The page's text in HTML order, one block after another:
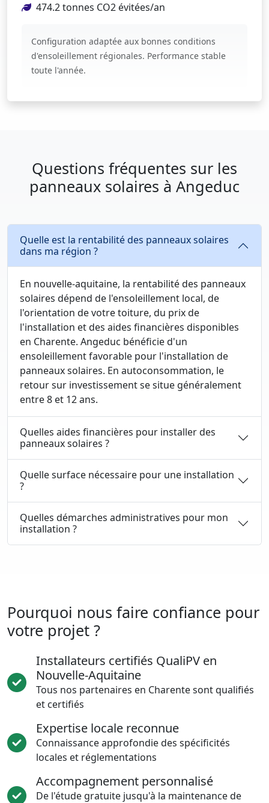
474.2 tonnes CO2 évitées/an
Configuration adaptée aux bonnes conditions
d'ensoleillement régionales. Performance stable
toute l'année.
Questions fréquentes sur les
panneaux solaires à Angeduc
Quelle est la rentabilité des panneaux solaires
dans ma région ?
En nouvelle-aquitaine, la rentabilité des panneaux
solaires dépend de l'ensoleillement local, de
l'orientation de votre toiture, du prix de
l'installation et des aides financières disponibles
en Charente. Angeduc bénéficie d'un
ensoleillement favorable pour l'installation de
panneaux solaires. En autoconsommation, le
retour sur investissement se situe généralement
entre 8 et 12 ans.
Quelles aides financières pour installer des
panneaux solaires ?
Quelle surface nécessaire pour une installation
?
Quelles démarches administratives pour mon
installation ?
Pourquoi nous faire confiance pour
votre projet ?
Installateurs certifiés QualiPV en
Nouvelle-Aquitaine
Tous nos partenaires en Charente sont qualifiés
et certifiés
Expertise locale reconnue
Connaissance approfondie des spécificités
locales et réglementations
Accompagnement personnalisé
De l'étude gratuite jusqu'à la maintenance de